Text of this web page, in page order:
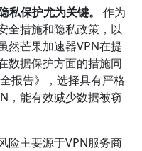
保护尤为关键。
作为
全措施和隐私政策，以
然芒果加速器VPN在提
数据保护方面的措施同
报告》，选择具有严格
，能有效减少数据被窃
险主要源于VPN服务商